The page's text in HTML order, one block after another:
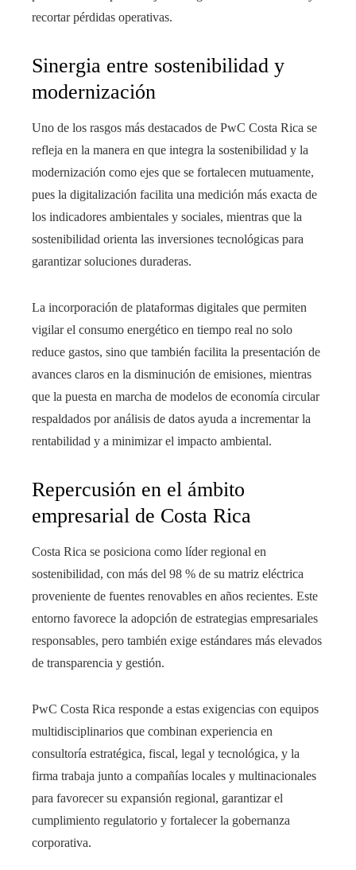
recortar pérdidas operativas.
Sinergia entre sostenibilidad y
modernización
Uno de los rasgos más destacados de PwC Costa Rica se
refleja en la manera en que integra la sostenibilidad y la
modernización como ejes que se fortalecen mutuamente,
pues la digitalización facilita una medición más exacta de
los indicadores ambientales y sociales, mientras que la
sostenibilidad orienta las inversiones tecnológicas para
garantizar soluciones duraderas.
La incorporación de plataformas digitales que permiten
vigilar el consumo energético en tiempo real no solo
reduce gastos, sino que también facilita la presentación de
avances claros en la disminución de emisiones, mientras
que la puesta en marcha de modelos de economía circular
respaldados por análisis de datos ayuda a incrementar la
rentabilidad y a minimizar el impacto ambiental.
Repercusión en el ámbito
empresarial de Costa Rica
Costa Rica se posiciona como líder regional en
sostenibilidad, con más del 98 % de su matriz eléctrica
proveniente de fuentes renovables en años recientes. Este
entorno favorece la adopción de estrategias empresariales
responsables, pero también exige estándares más elevados
de transparencia y gestión.
PwC Costa Rica responde a estas exigencias con equipos
multidisciplinarios que combinan experiencia en
consultoría estratégica, fiscal, legal y tecnológica, y la
firma trabaja junto a compañías locales y multinacionales
para favorecer su expansión regional, garantizar el
cumplimiento regulatorio y fortalecer la gobernanza
corporativa.